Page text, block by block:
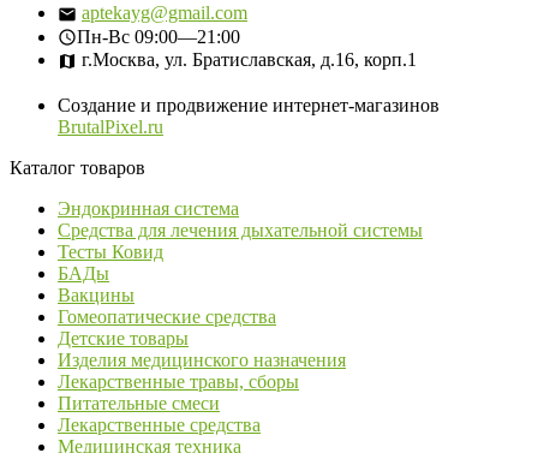
aptekayg@gmail.com
Пн-Вс 09:00—21:00
г.Москва, ул. Братиславская, д.16, корп.1
Создание и продвижение интернет-магазинов
BrutalPixel.ru
Каталог товаров
Эндокринная система
Средства для лечения дыхательной системы
Тесты Ковид
БАДы
Вакцины
Гомеопатические средства
Детские товары
Изделия медицинского назначения
Лекарственные травы, сборы
Питательные смеси
Лекарственные средства
Медицинская техника